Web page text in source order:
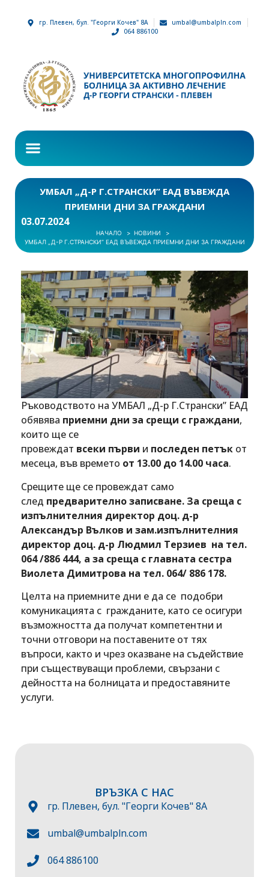
гр. Плевен, бул. "Георги Кочев" 8А
umbal@umbalpln.com
064 886100
УМБАЛ „Д-Р Г.СТРАНСКИ” ЕАД ВЪВЕЖДА
ПРИЕМНИ ДНИ ЗА ГРАЖДАНИ
03.07.2024
НАЧАЛО
НОВИНИ
УМБАЛ „Д-Р Г.СТРАНСКИ” ЕАД ВЪВЕЖДА ПРИЕМНИ ДНИ ЗА ГРАЖДАНИ
Ръководството на УМБАЛ „Д-р Г.Странски” ЕАД
обявява приемни дни за срещи с граждани,
които ще се
провеждат всеки първи и последен петък от
месеца, във времето от 13.00 до 14.00 часа.
Срещите ще се провеждат само
след предварително записване. За среща с
изпълнителния директор доц. д-р
Александър Вълков и зам.изпълнителния
директор доц. д-р Людмил Терзиев на тел.
064 /886 444, а за среща с главната сестра
Виолета Димитрова на тел. 064/ 886 178.
Целта на приемните дни е да се подобри
комуникацията с гражданите, като се осигури
възможността да получат компетентни и
точни отговори на поставените от тях
въпроси, както и чрез оказване на съдействие
при съществуващи проблеми, свързани с
дейността на болницата и предоставяните
услуги.
ВРЪЗКА С НАС
гр. Плевен, бул. "Георги Кочев" 8А
umbal@umbalpln.com
064 886100